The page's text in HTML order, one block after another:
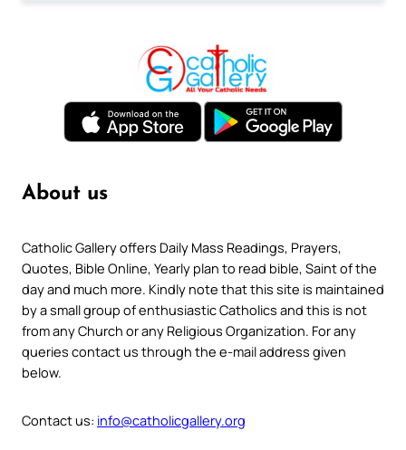
About us
Catholic Gallery offers Daily Mass Readings, Prayers,
Quotes, Bible Online, Yearly plan to read bible, Saint of the
day and much more. Kindly note that this site is maintained
by a small group of enthusiastic Catholics and this is not
from any Church or any Religious Organization. For any
queries contact us through the e-mail address given
below.
Contact us: info@catholicgallery.org